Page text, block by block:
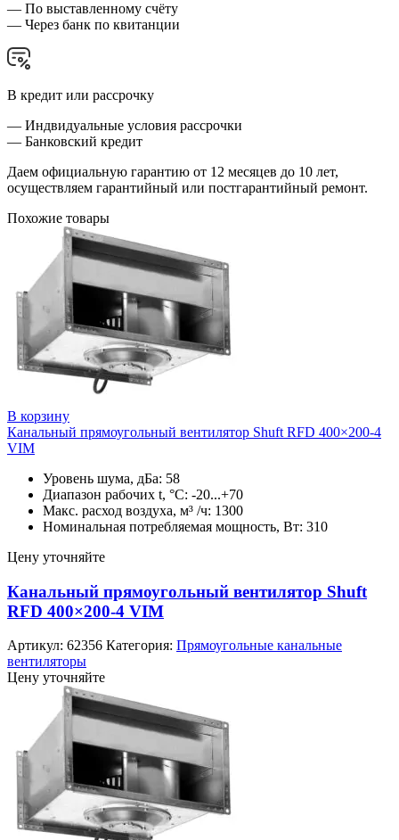
— По выставленному счёту
— Через банк по квитанции
В кредит или рассрочку
— Индвидуальные условия рассрочки
— Банковский кредит
Даем официальную гарантию от 12 месяцев до 10 лет,
осуществляем гарантийный или постгарантийный ремонт.
Похожие товары
В корзину
Канальный прямоугольный вентилятор Shuft RFD 400×200-4
VIM
Уровень шума, дБа: 58
Диапазон рабочих t, °C: -20...+70
Макс. расход воздуха, м³ /ч: 1300
Номинальная потребляемая мощность, Вт: 310
Цену уточняйте
Канальный прямоугольный вентилятор Shuft
RFD 400×200-4 VIM
Артикул: 62356 Категория: Прямоугольные канальные
вентиляторы
Цену уточняйте